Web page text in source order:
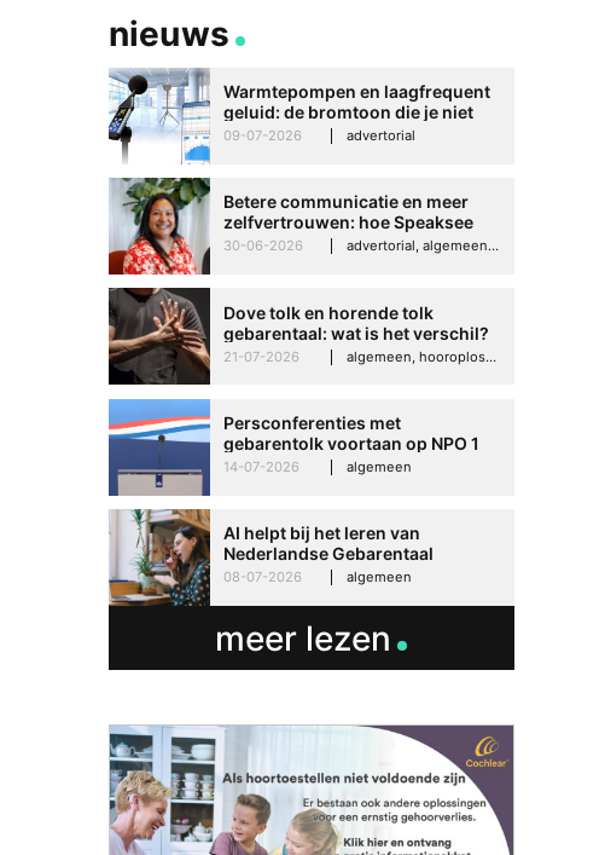
meer zelfvertrouwen: hoe
Speaksee Imelda helpt om te
groeien in haar werk
30-06-2026 advertorial
nieuws
Warmtepompen en laagfrequent
geluid: de bromtoon die je niet
kunt negeren
09-07-2026 advertorial
Betere communicatie en meer
zelfvertrouwen: hoe Speaksee
Imelda helpt om te groeien in
30-06-2026 advertorial, algemeen, hooroplossingen, interview
Dove tolk en horende tolk
gebarentaal: wat is het verschil?
21-07-2026 algemeen, hooroplossingen, hoorproblemen, samenleving & maatschappij
Persconferenties met
gebarentolk voortaan op NPO 1
Extra
14-07-2026 algemeen
AI helpt bij het leren van
Nederlandse Gebarentaal
08-07-2026 algemeen
meer lezen